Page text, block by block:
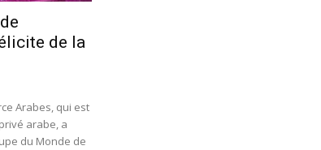
de la
Arabes, qui est
arabe, a
du Monde de